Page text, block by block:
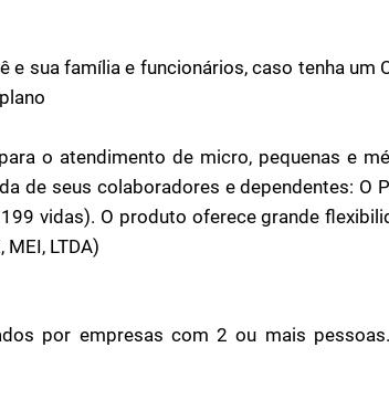
e sua família e funcionários, caso tenha um
o atendimento de micro, pequenas e
de seus colaboradores e dependentes: O
vidas). O produto oferece grande
LTDA)
por empresas com 2 ou mais